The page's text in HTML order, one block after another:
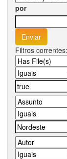
por
Filtros correntes: